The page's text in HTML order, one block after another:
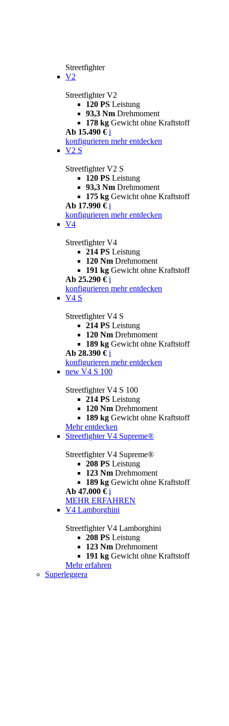
Streetfighter
V2
Streetfighter V2
120 PS Leistung
93,3 Nm Drehmoment
178 kg Gewicht ohne Kraftstoff
Ab 15.490 € i
konfigurieren mehr entdecken
V2 S
Streetfighter V2 S
120 PS Leistung
93,3 Nm Drehmoment
175 kg Gewicht ohne Kraftstoff
Ab 17.990 € i
konfigurieren mehr entdecken
V4
Streetfighter V4
214 PS Leistung
120 Nm Drehmoment
191 kg Gewicht ohne Kraftstoff
Ab 25.290 € i
konfigurieren mehr entdecken
V4 S
Streetfighter V4 S
214 PS Leistung
120 Nm Drehmoment
189 kg Gewicht ohne Kraftstoff
Ab 28.390 € i
konfigurieren mehr entdecken
new V4 S 100
Streetfighter V4 S 100
214 PS Leistung
120 Nm Drehmoment
189 kg Gewicht ohne Kraftstoff
Mehr entdecken
Streetfighter V4 Supreme®
Streetfighter V4 Supreme®
208 PS Leistung
123 Nm Drehmoment
189 kg Gewicht ohne Kraftstoff
Ab 47.000 € i
MEHR ERFAHREN
V4 Lamborghini
Streetfighter V4 Lamborghini
208 PS Leistung
123 Nm Drehmoment
191 kg Gewicht ohne Kraftstoff
Mehr erfahren
Superleggera